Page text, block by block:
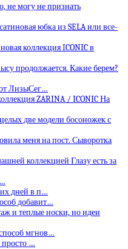
не могу не признать
юбка из SELA или все-
коллекция ICONIC в
продолжается. Какие берем?
ЛизыСег…
ZARINA / ICONIC На
две модели босоножек с
меня на пост. Сыворотка
коллекцией Глазу есть за
дней в п…
добавит…
и теплые носки, но идеи
мгнов…
просто …